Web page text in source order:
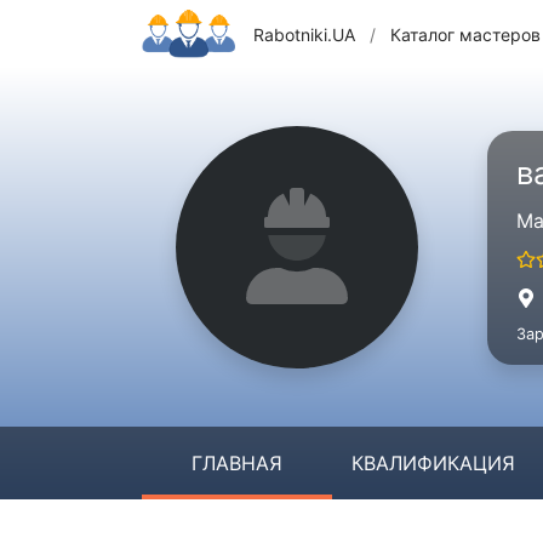
Rabotniki.UA / Каталог
ГЛАВНАЯ КВАЛИФИКАЦИЯ